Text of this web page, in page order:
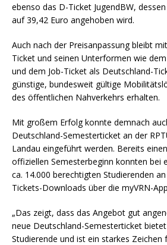
ebenso das D-Ticket JugendBW,
auf 39,42 Euro angehoben wird.
Auch nach der Preisanpassung bleibt
Ticket und seinen Unterformen wie
und dem Job-Ticket als Deutschland-
günstige, bundesweit gültige
des öffentlichen Nahverkehrs erhalten.
Mit großem Erfolg konnte demnach
Deutschland-Semesterticket an der
Landau eingeführt werden. Bereits
offiziellen Semesterbeginn konnten bei
ca. 14.000 berechtigten Studierenden
Tickets-Downloads über die myVRN-
„Das zeigt, dass das Angebot gut
neue Deutschland-Semesterticket
Studierende und ist ein starkes Zeichen